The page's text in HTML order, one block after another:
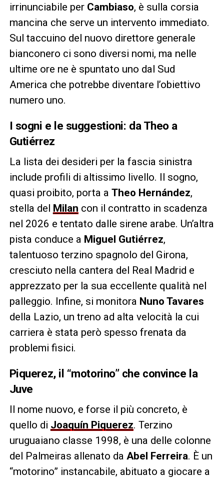
irrinunciabile per Cambiaso, è sulla corsia
mancina che serve un intervento immediato.
Sul taccuino del nuovo direttore generale
bianconero ci sono diversi nomi, ma nelle
ultime ore ne è spuntato uno dal Sud
America che potrebbe diventare l’obiettivo
numero uno.
I sogni e le suggestioni: da Theo a
Gutiérrez
La lista dei desideri per la fascia sinistra
include profili di altissimo livello. Il sogno,
quasi proibito, porta a Theo Hernández,
stella del Milan con il contratto in scadenza
nel 2026 e tentato dalle sirene arabe. Un’altra
pista conduce a Miguel Gutiérrez,
talentuoso terzino spagnolo del Girona,
cresciuto nella cantera del Real Madrid e
apprezzato per la sua eccellente qualità nel
palleggio. Infine, si monitora Nuno Tavares
della Lazio, un treno ad alta velocità la cui
carriera è stata però spesso frenata da
problemi fisici.
Piquerez, il “motorino” che convince la
Juve
Il nome nuovo, e forse il più concreto, è
quello di Joaquín Piquerez. Terzino
uruguaiano classe 1998, è una delle colonne
del Palmeiras allenato da Abel Ferreira. È un
“motorino” instancabile, abituato a giocare a